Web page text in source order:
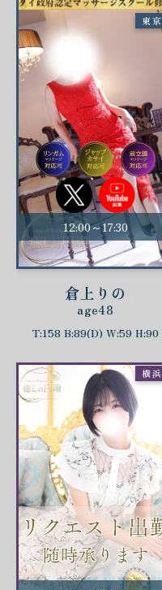
12:00～17:30
倉上りの
age48
T:158 B:89(D) W:59 H:90
東京
横浜